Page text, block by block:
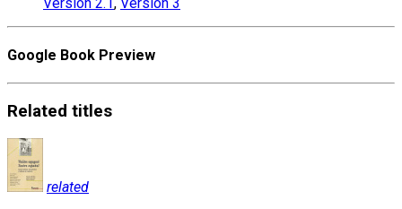
Google Book Preview
Related titles
related